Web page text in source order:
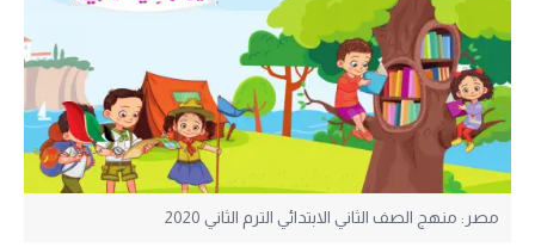
مصر: منهج الصف الثاني الابتدائي الترم الثاني 2020